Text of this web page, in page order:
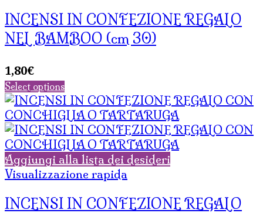
INCENSI IN CONFEZIONE REGALO
NEL BAMBOO (cm 30)
1,80€
Select options
Aggiungi alla lista dei desideri
Visualizzazione rapida
INCENSI IN CONFEZIONE REGALO